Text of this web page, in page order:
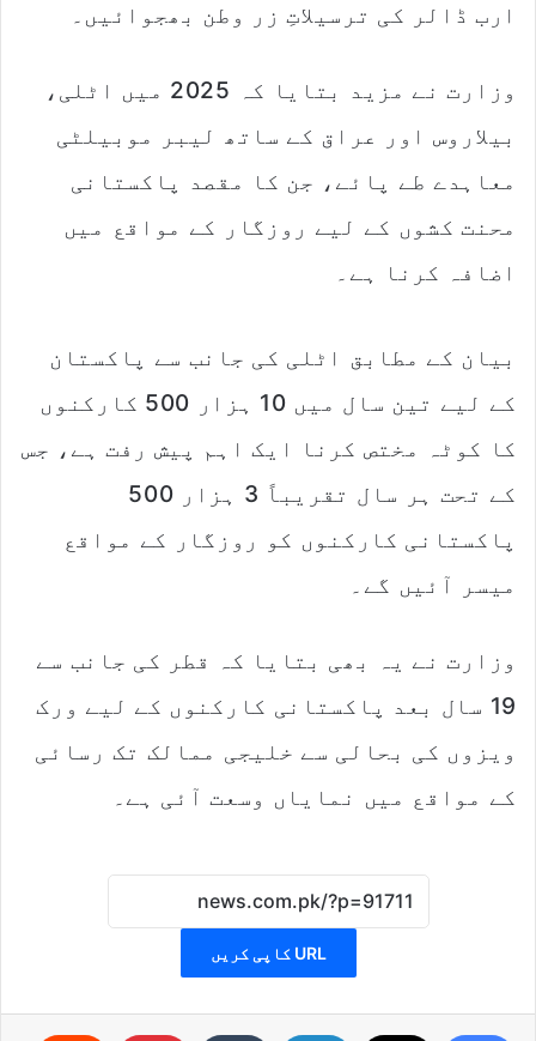
ارب ڈالر کی ترسیلاتِ زر وطن بھجوائیں۔
وزارت نے مزید بتایا کہ 2025 میں اٹلی،
بیلاروس اور عراق کے ساتھ لیبر موبیلٹی
معاہدے طے پائے، جن کا مقصد پاکستانی
محنت کشوں کے لیے روزگار کے مواقع میں
اضافہ کرنا ہے۔
بیان کے مطابق اٹلی کی جانب سے پاکستان
کے لیے تین سال میں 10 ہزار 500 کارکنوں
کا کوٹہ مختص کرنا ایک اہم پیش رفت ہے، جس
کے تحت ہر سال تقریباً 3 ہزار 500
پاکستانی کارکنوں کو روزگار کے مواقع
میسر آئیں گے۔
وزارت نے یہ بھی بتایا کہ قطر کی جانب سے
19 سال بعد پاکستانی کارکنوں کے لیے ورک
ویزوں کی بحالی سے خلیجی ممالک تک رسائی
کے مواقع میں نمایاں وسعت آئی ہے۔
URL کاپی کریں